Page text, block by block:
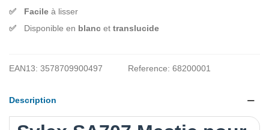
Facile à lisser
Disponible en blanc et translucide
EAN13: 3578709900497 Reference: 68200001
Description